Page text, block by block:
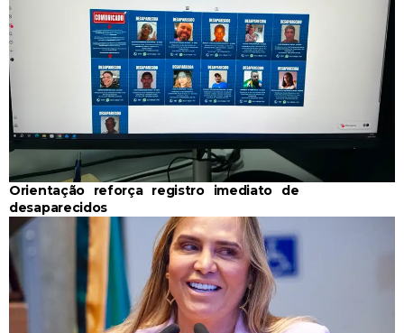
Orientação reforça registro imediato de
desaparecidos